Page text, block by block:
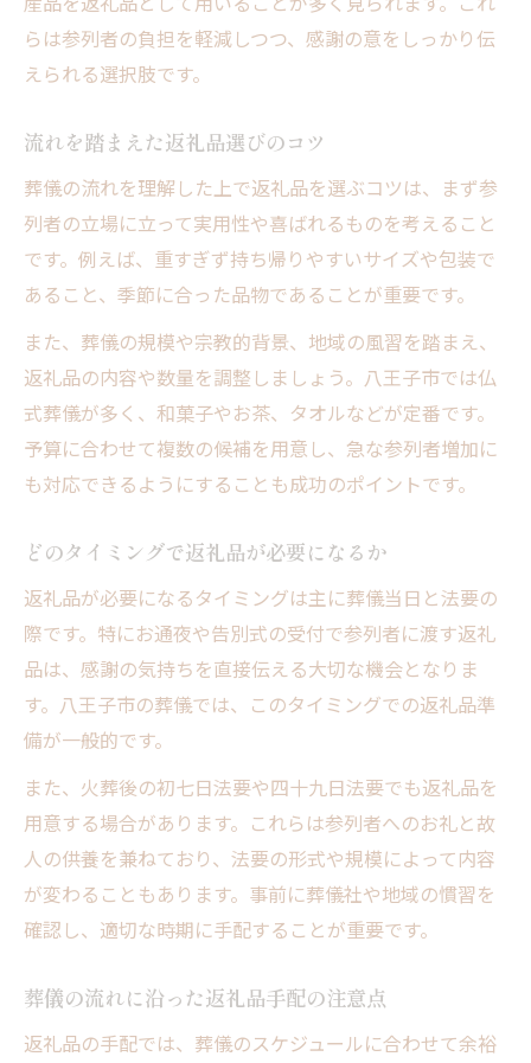
らは参列者の負担を軽減しつつ、感謝の意をしっかり伝
えられる選択肢です。
流れを踏まえた返礼品選びのコツ
葬儀の流れを理解した上で返礼品を選ぶコツは、まず参
列者の立場に立って実用性や喜ばれるものを考えること
です。例えば、重すぎず持ち帰りやすいサイズや包装で
あること、季節に合った品物であることが重要です。
また、葬儀の規模や宗教的背景、地域の風習を踏まえ、
返礼品の内容や数量を調整しましょう。八王子市では仏
式葬儀が多く、和菓子やお茶、タオルなどが定番です。
予算に合わせて複数の候補を用意し、急な参列者増加に
も対応できるようにすることも成功のポイントです。
どのタイミングで返礼品が必要になるか
返礼品が必要になるタイミングは主に葬儀当日と法要の
際です。特にお通夜や告別式の受付で参列者に渡す返礼
品は、感謝の気持ちを直接伝える大切な機会となりま
す。八王子市の葬儀では、このタイミングでの返礼品準
備が一般的です。
また、火葬後の初七日法要や四十九日法要でも返礼品を
用意する場合があります。これらは参列者へのお礼と故
人の供養を兼ねており、法要の形式や規模によって内容
が変わることもあります。事前に葬儀社や地域の慣習を
確認し、適切な時期に手配することが重要です。
葬儀の流れに沿った返礼品手配の注意点
返礼品の手配では、葬儀のスケジュールに合わせて余裕